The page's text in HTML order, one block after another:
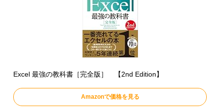
Excel 最強の教科書［完全版］ 【2nd Edition】
Amazonで価格を見る